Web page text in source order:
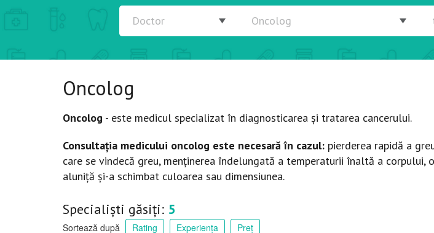
Oncolog
Oncolog - este medicul specializat în diagnosticarea și tratarea cancerului.
Consultația medicului oncolog este necesară în cazul: pierderea rapidă a
care se vindecă greu, menținerea îndelungată a temperaturii înaltă a corpului,
aluniță și-a schimbat culoarea sau dimensiunea.
Specialiști găsiți: 5
Sortează după Rating Experiența Preț